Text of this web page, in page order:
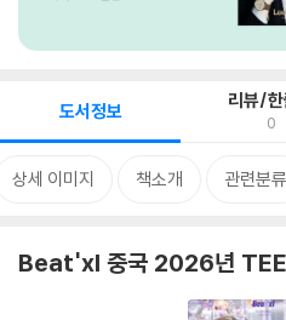
도서정보 리뷰/한
0
상세 이미지 책소개 관련분류
Beat'xl 중국 2026년